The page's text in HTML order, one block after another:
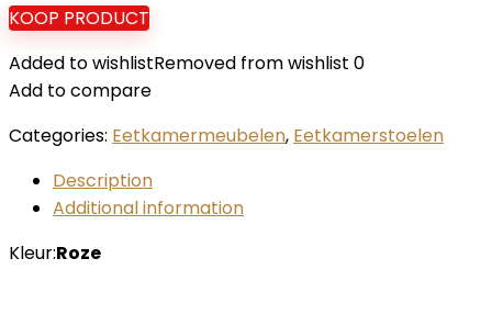
KOOP PRODUCT
Added to wishlistRemoved from wishlist 0
Add to compare
Categories: Eetkamermeubelen, Eetkamerstoelen
Description
Additional information
Kleur:Roze